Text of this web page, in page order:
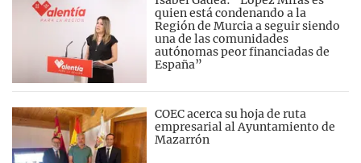
quien está condenando a la
Región de Murcia a seguir siendo
una de las comunidades
autónomas peor financiadas de
España”
COEC acerca su hoja de ruta
empresarial al Ayuntamiento de
Mazarrón